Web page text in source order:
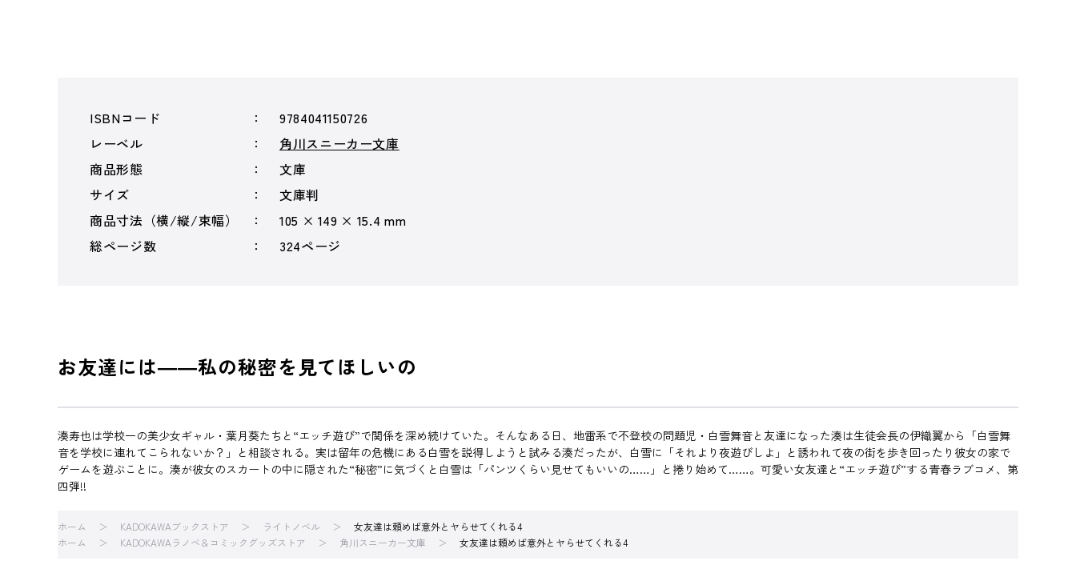
ISBNコード
9784041150726
レーベル
角川スニーカー文庫
商品形態
文庫
サイズ
文庫判
商品寸法（横/縦/束幅）
105 × 149 × 15.4 mm
総ページ数
324ページ
お友達には――私の秘密を見てほしいの
湊寿也は学校一の美少女ギャル・葉月葵たちと“エッチ遊び”で関係を深め続けていた。そんなある日、地雷系で不登校の問題児・白雪舞音と友達になった湊は生徒会長の伊織翼から「白雪舞
音を学校に連れてこられないか？」と相談される。実は留年の危機にある白雪を説得しようと試みる湊だったが、白雪に「それより夜遊びしよ」と誘われて夜の街を歩き回ったり彼女の家で
ゲームを遊ぶことに。湊が彼女のスカートの中に隠された“秘密”に気づくと白雪は「パンツくらい見せてもいいの……」と捲り始めて……。可愛い女友達と“エッチ遊び”する青春ラブコメ、第
四弾!!
ホーム KADOKAWAブックストア ライトノベル
女友達は頼めば意外とヤらせてくれる4
ホーム
KADOKAWAラノベ＆コミックグッズストア 角川スニーカー文庫 女友達は頼めば意外とヤらせてくれる4